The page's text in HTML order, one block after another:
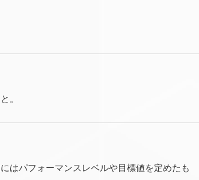
。
はパフォーマンスレベルや目標値を定めたも